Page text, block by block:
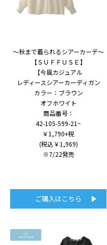
～秋まで着られるシアーカーデ～
【ＳＵＦＦＵＳＥ】
【今風カジュアル
レディースシアーカーディガン
カラー：ブラウン
オフホワイト
商品番号：
42-105-599-21~
￥1,790+税
(税込￥1,969)
※7/22発売
ご購入はこちら